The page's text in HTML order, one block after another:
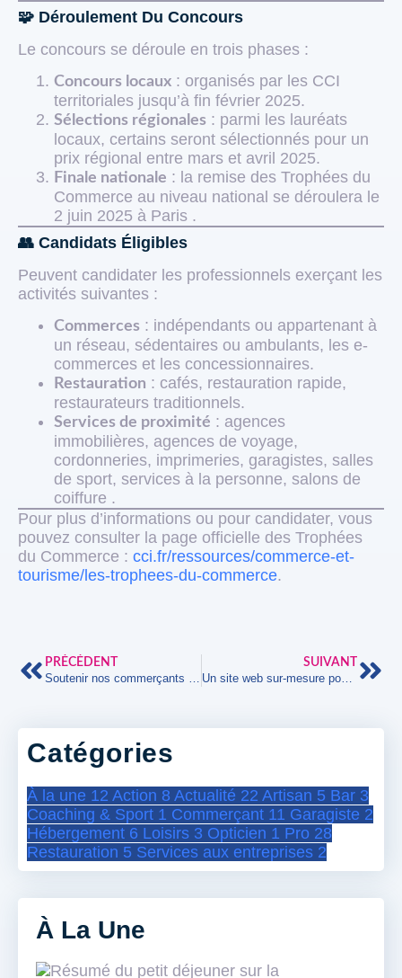
🧩 Déroulement Du Concours
Le concours se déroule en trois phases :
Concours locaux : organisés par les CCI
territoriales jusqu’à fin février 2025.
Sélections régionales : parmi les lauréats
locaux, certains seront sélectionnés pour un
prix régional entre mars et avril 2025.
Finale nationale : la remise des Trophées du
Commerce au niveau national se déroulera le
2 juin 2025 à Paris .
👥 Candidats Éligibles
Peuvent candidater les professionnels exerçant les
activités suivantes :
Commerces : indépendants ou appartenant à
un réseau, sédentaires ou ambulants, les e-
commerces et les concessionnaires.
Restauration : cafés, restauration rapide,
restaurateurs traditionnels.
Services de proximité : agences
immobilières, agences de voyage,
cordonneries, imprimeries, garagistes, salles
de sport, services à la personne, salons de
coiffure .
Pour plus d’informations ou pour candidater, vous
pouvez consulter la page officielle des Trophées
du Commerce : cci.fr/ressources/commerce-et-
tourisme/les-trophees-du-commerce.
PRÉCÉDENT
Soutenir nos commerçants et agriculteurs pendant les fêtes : un engagement local et solidaire
SUIVANT
Un site web sur-mesure pour Le Quai West
Catégories
À la une 12 Action 8 Actualité 22 Artisan 5 Bar 3
Coaching & Sport 1 Commerçant 11 Garagiste 2
Hébergement 6 Loisirs 3 Opticien 1 Pro 28
Restauration 5 Services aux entreprises 2
À La Une